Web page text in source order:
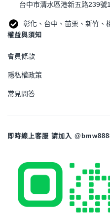
台中市清水區港新五路239號
彰化、台中、苗栗、新竹、
權益與須知
會員條款
隱私權政策
常見問答
即時線上客服 請加入